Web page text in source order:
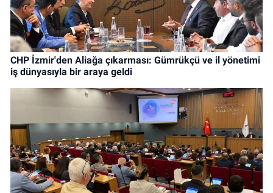
CHP İzmir'den Aliağa çıkarması: Gümrükçü ve il yönetimi
iş dünyasıyla bir araya geldi